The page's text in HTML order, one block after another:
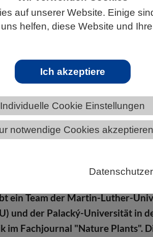
auf unserer Website. Einige
helfen, diese Website und
Ich akzeptiere
Individuelle Cookie Einstellungen
notwendige Cookies akzeptieren
aus Sonnenlicht zu gewinnen.
ein Team der Martin-Luther-
und der Palacký-Universität in
im Fachjournal "Nature Plants".